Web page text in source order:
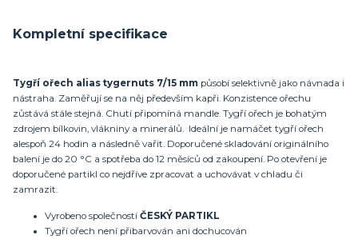
Kompletní specifikace
Tygří ořech alias tygernuts 7/15 mm působí selektivně jako návnada i
nástraha. Zaměřují se na něj především kapři. Konzistence ořechu
zůstává stále stejná. Chutí připomíná mandle. Tygří ořech je bohatým
zdrojem bílkovin, vlákniny a minerálů. Ideální je namáčet tygří ořech
alespoň 24 hodin a následně vařit. Doporučené skladování originálního
balení je do 20 °C a spotřeba do 12 měsíců od zakoupení. Po otevření je
doporučené partikl co nejdříve zpracovat a uchovávat v chladu či
zamrazit.
Vyrobeno společností ČESKÝ PARTIKL
Tygří ořech není přibarvován ani dochucován